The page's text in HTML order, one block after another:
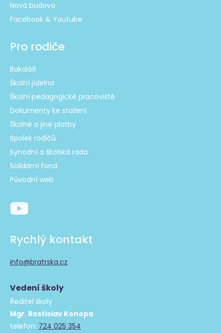
Nová budova
Facebook & Youtube
Pro rodiče
Bakaláři
Školní jídelna
Školní pedagogické pracoviště
Dokumenty ke stažení
Školné a jiné platby
Spolek rodičů
Synodní a školská rada
Solidární fond
Původní web
Rychlý kontakt
info@bratrska.cz
Vedení školy
Ředitel školy
Mgr. Rostislav Konopa
telefon: 724 025 354